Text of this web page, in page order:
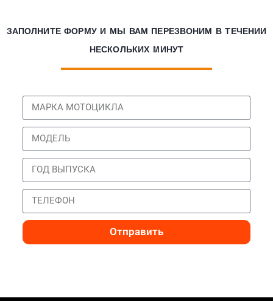
ЗАПОЛНИТЕ ФОРМУ И МЫ ВАМ ПЕРЕЗВОНИМ В ТЕЧЕНИИ
НЕСКОЛЬКИХ МИНУТ
Отправить